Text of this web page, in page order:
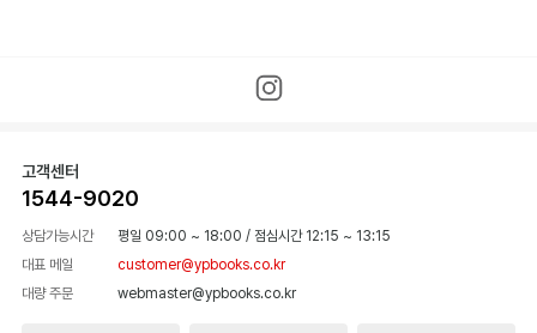
고객센터
1544-9020
상담가능시간 평일 09:00 ~ 18:00 / 점심시간 12:15 ~ 13:15
대표 메일
customer@ypbooks.co.kr
대량 주문
webmaster@ypbooks.co.kr